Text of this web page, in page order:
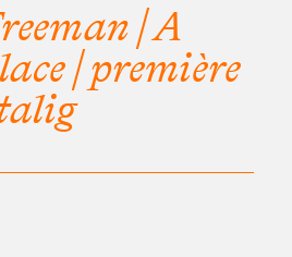
| A
| première